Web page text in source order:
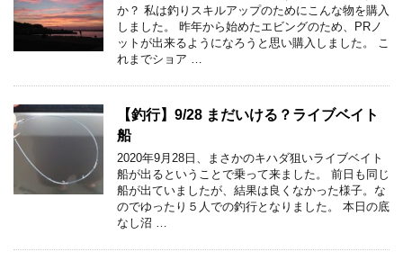
か？ 私は釣りスキルアップのためにこんな物を購入
しました。 昨年から始めたエビングのため、PRノ
ットが出来るようになろうと思い購入しました。 こ
れまでショア …
【釣行】9/28 まだいける？ライブベイト
船
2020年9月28日、まさかのキハダ狙いライブベイト
船が出るということで乗って来ました。 前日も同じ
船が出ていましたが、結果は良くなかった様子。な
のでゆったり５人での釣行となりました。 本日の底
なし沼 …